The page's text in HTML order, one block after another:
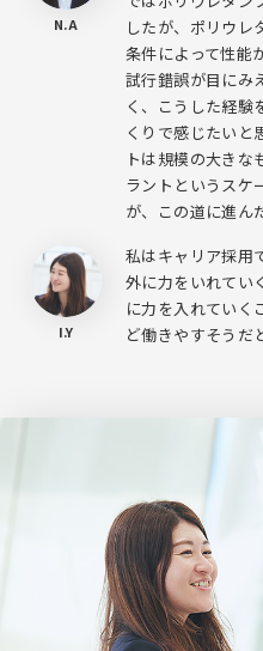
N.A
したが、ポリウレ
条件によって性能
試行錯誤が目にみ
く、こうした経験
くりで感じたいと
トは規模の大きな
ラントというスケ
が、この道に進ん
I.Y
私はキャリア採用
外に力をいれてい
に力を入れていく
ど働きやすそうだ